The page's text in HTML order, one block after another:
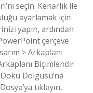
seçin. Kenarlık ile
ayarlamak için
yapın, ardından
çerçeve
> Arkaplanı
Biçimlendir
Dolgusu’na
tıklayın,